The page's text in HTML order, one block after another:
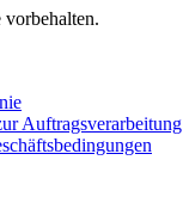
Auftragsverarbeitung